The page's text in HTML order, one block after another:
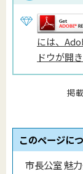
には、
ドウが開き
掲
このページに
市長公室 魅